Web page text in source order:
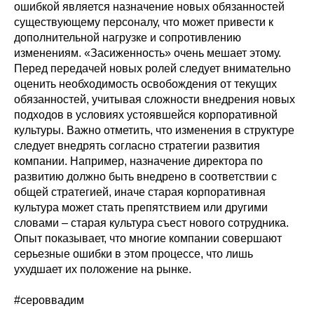
ошибкой является назначение новых обязанностей
существующему персоналу, что может привести к
дополнительной нагрузке и сопротивлению
изменениям. «Засиженность» очень мешает этому.
Перед передачей новых ролей следует внимательно
оценить необходимость освобождения от текущих
обязанностей, учитывая сложности внедрения новых
подходов в условиях устоявшейся корпоративной
культуры. Важно отметить, что изменения в структуре
следует внедрять согласно стратегии развития
компании. Например, назначение директора по
развитию должно быть внедрено в соответствии с
общей стратегией, иначе старая корпоративная
культура может стать препятствием или другими
словами – старая культура съест нового сотрудника.
Опыт показывает, что многие компании совершают
серьезные ошибки в этом процессе, что лишь
ухудшает их положение на рынке.
#сероввадим